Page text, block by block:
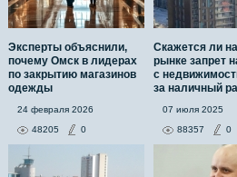
Эксперты объяснили,
почему Омск в лидерах
по закрытию магазинов
одежды
24 февраля 2026
48205
0
Скажется ли
рынке запрет
с
за наличный
07 июля 2025
88357
0